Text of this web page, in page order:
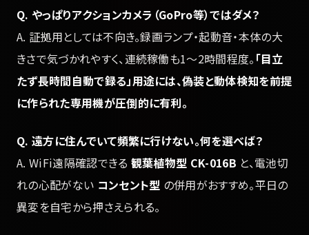
Q. やっぱりアクションカメラ（GoPro等）ではダメ？
A. 証拠用としては不向き。録画ランプ・起動音・本体の大
きさで気づかれやすく、連続稼働も1〜2時間程度。 「目立
たず長時間自動で録る」用途には、偽装と動体検知を前提
に作られた専用機が圧倒的に有利。
Q. 遠方に住んでいて頻繁に行けない。何を選べば？
A. WiFi遠隔確認できる 観葉植物型 CK-016B と、電池切
れの心配がない コンセント型 の併用がおすすめ。平日の
異変を自宅から押さえられる。